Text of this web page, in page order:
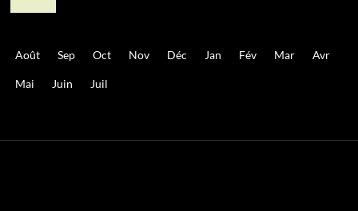
Août Sep Oct Nov Déc Jan Fév Mar Avr
Mai Juin Juil